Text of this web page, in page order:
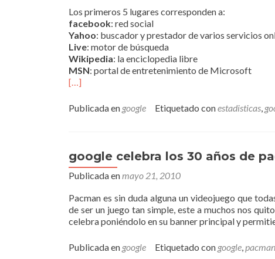
Los primeros 5 lugares corresponden a:
facebook: red social
Yahoo: buscador y prestador de varios servicios
Live: motor de búsqueda
Wikipedia: la enciclopedia libre
MSN: portal de entretenimiento de Microsoft
[…]
Publicada en google Etiquetado conestadisticas,
google celebra los 30 años de
Publicada enmayo 21, 2010
Pacman es sin duda alguna un videojuego que
de ser un juego tan simple, este a muchos nos
celebra poniéndolo en su banner principal y
Publicada en google Etiquetado con google,pacman